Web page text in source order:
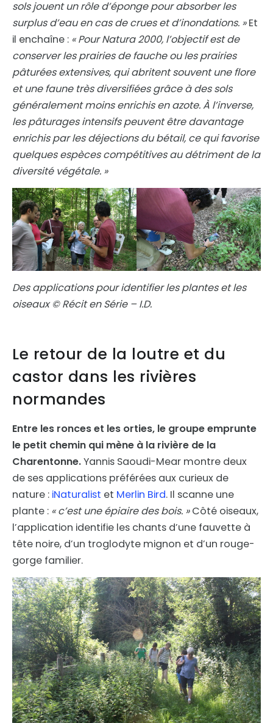
solsjouent un rôle d’éponge pour absorber les
surplus d’eau en cas de crues et d’inondations. »Et
il enchaîne : « Pour Natura 2000, l’objectif est de
conserver les prairies de fauche ou les prairies
pâturées extensives, qui abritent souvent une flore
et une faune très diversifiées grâce à des sols
généralement moins enrichis en azote. À l’inverse,
les pâturages intensifs peuvent être davantage
enrichis par les déjections du bétail, ce qui favorise
quelques espèces compétitives au détriment de la
diversité végétale. »
Des applications pour identifier les plantes et les
oiseaux © Récit en Série – I.D.
Le retour de la loutre et du
castor dans les rivières
normandes
Entre les ronces et les orties, le groupe emprunte
le petit chemin qui mène à la rivière de la
Charentonne.Yannis Saoudi-Mear montre deux
de ses applications préférées aux curieux de
nature : iNaturalist et Merlin Bird. Il scanne une
plante : « c’est une épiaire des bois. »Côté oiseaux,
l’application identifie les chants d’une fauvette à
tête noire, d’un troglodyte mignon et d’un rouge-
gorge familier.